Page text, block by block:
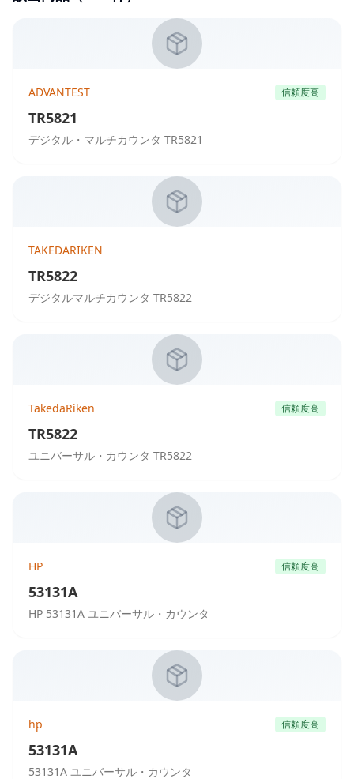
ADVANTEST 信頼度高
TR5821
デジタル・マルチカウンタ TR5821
TAKEDARIKEN
TR5822
デジタルマルチカウンタ TR5822
TakedaRiken 信頼度高
TR5822
ユニバーサル・カウンタ TR5822
HP 信頼度高
53131A
HP 53131A ユニバーサル・カウンタ
hp 信頼度高
53131A
53131A ユニバーサル・カウンタ